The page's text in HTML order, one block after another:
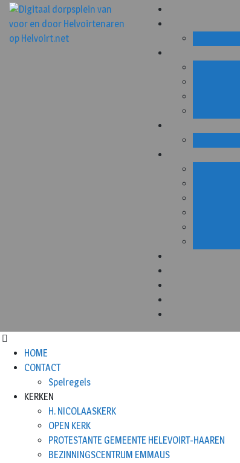
HOME
CONTACT
Spelregels
KERKEN
H. NICOLAASKERK
OPEN KERK
PROTESTANTE GEMEENTE HELEVOIRT-HAAREN
BEZINNINGSCENTRUM EMMAUS